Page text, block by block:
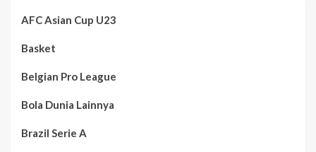
AFC Asian Cup U23
Basket
Belgian Pro League
Bola Dunia Lainnya
Brazil Serie A